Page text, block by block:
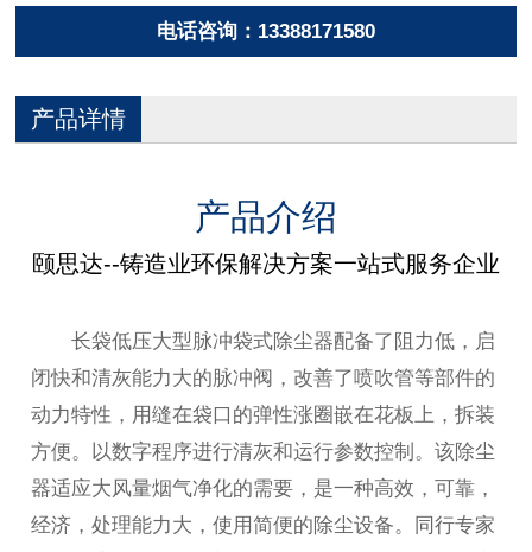
电话咨询：13388171580
产品详情
产品介绍
颐思达--铸造业环保解决方案一站式服务企业
长袋低压大型脉冲袋式除尘器配备了阻力低，启
闭快和清灰能力大的脉冲阀，改善了喷吹管等部件的
动力特性，用缝在袋口的弹性涨圈嵌在花板上，拆装
方便。以数字程序进行清灰和运行参数控制。该除尘
器适应大风量烟气净化的需要，是一种高效，可靠，
经济，处理能力大，使用简便的除尘设备。同行专家